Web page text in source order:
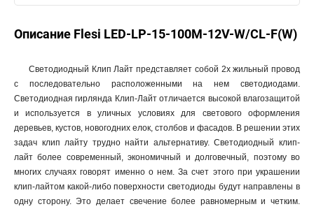
Описание Flesi LED-LP-15-100M-12V-W/CL-F(W)
Светодиодный Клип Лайт представляет собой 2х жильный провод
с последовательно расположенными на нем светодиодами.
Светодиодная гирлянда Клип-Лайт отличается высокой влагозащитой
и используется в уличных условиях для светового оформления
деревьев, кустов, новогодних елок, столбов и фасадов. В решении этих
задач клип лайту трудно найти альтернативу. Светодиодный клип-
лайт более современный, экономичный и долговечный, поэтому во
многих случаях говорят именно о нем. За счет этого при украшении
клип-лайтом какой-либо поверхности светодиоды будут направлены в
одну сторону. Это делает свечение более равномерным и четким.